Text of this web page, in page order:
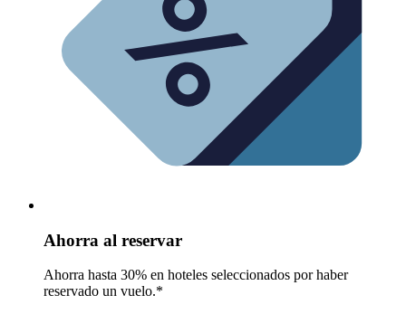
Ahorra al reservar
Ahorra hasta 30% en hoteles seleccionados por haber
reservado un vuelo.*